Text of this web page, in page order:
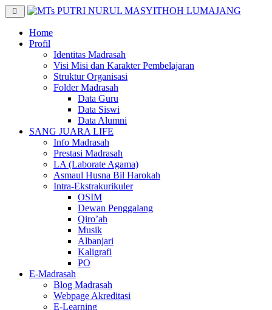
Home
Profil
Identitas Madrasah
Visi Misi dan Karakter Pembelajaran
Struktur Organisasi
Folder Madrasah
Data Guru
Data Siswi
Data Alumni
SANG JUARA LIFE
Info Madrasah
Prestasi Madrasah
LA (Laborate Agama)
Asmaul Husna Bil Harokah
Intra-Ekstrakurikuler
OSIM
Dewan Penggalang
Qiro’ah
Musik
Albanjari
Kaligrafi
PO
E-Madrasah
Blog Madrasah
Webpage Akreditasi
E-Learning